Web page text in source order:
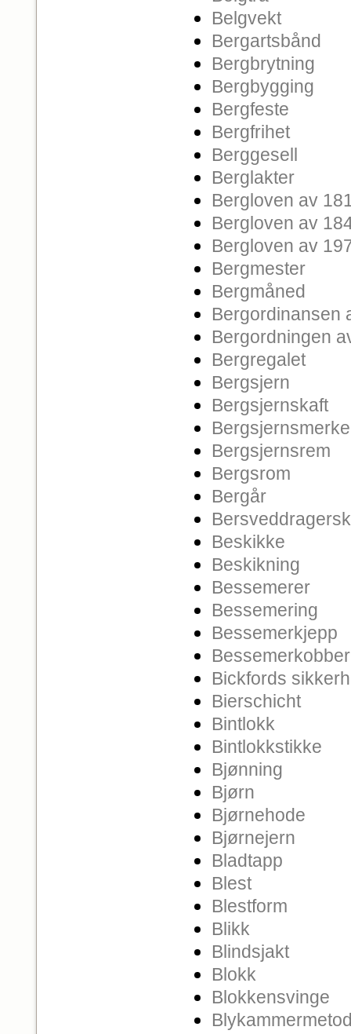
Belgvekt
Bergartsbånd
Bergbrytning
Bergbygging
Bergfeste
Bergfrihet
Berggesell
Berglakter
Bergloven av
Bergloven av
Bergloven av
Bergmester
Bergmåned
Bergordinansen
Bergordningen
Bergregalet
Bergsjern
Bergsjernskaft
Bergsjernsmerke
Bergsjernsrem
Bergsrom
Bergår
Beskikke
Beskikning
Bessemerer
Bessemering
Bessemerkjepp
Bessemerkobber
Bickfords
Bierschicht
Bintlokk
Bintlokkstikke
Bjønning
Bjørn
Bjørnehode
Bjørnejern
Bladtapp
Blest
Blestform
Blikk
Blindsjakt
Blokk
Blokkensvinge